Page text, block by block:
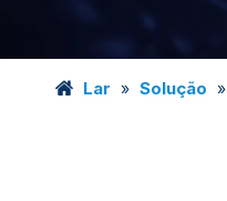
Lar » Solução »